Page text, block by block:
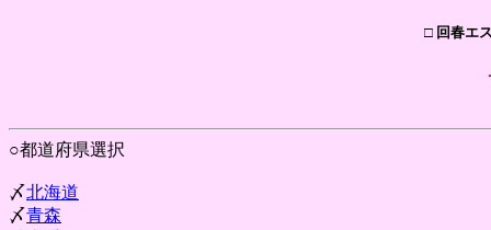
□ 回春エ
○都道府県選択
〆北海道
〆青森